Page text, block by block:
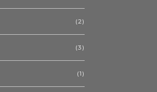
(2)
(3)
(1)